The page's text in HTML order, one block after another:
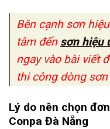
Bên cạnh sơn
tâm đến sơn hiệu
ngay vào bài viết
thi công dòng sơn
Lý do nên chọn
Conpa Đà Nẵng